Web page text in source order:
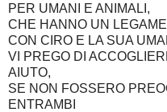
PER UMANI E ANIMALI,
CHE HANNO UN
CON CIRO E LA SUA
VI PREGO DI
AIUTO,
SE NON FOSSERO
ENTRAMBI